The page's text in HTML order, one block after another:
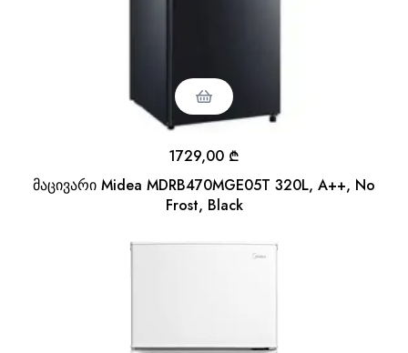
მაცივარი Midea MDRB470MGE05T 320L, A++, No
Frost, Black
1729,00 ₾